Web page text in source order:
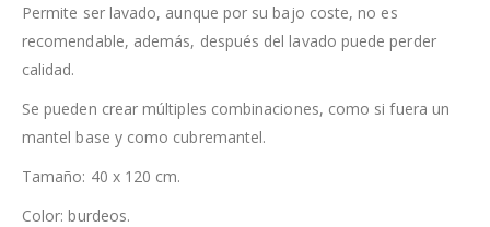
Permite ser lavado, aunque por su bajo coste, no es
recomendable, además, después del lavado puede perder
calidad.
Se pueden crear múltiples combinaciones, como si fuera un
mantel base y como cubremantel.
Tamaño: 40 x 120 cm.
Color: burdeos.